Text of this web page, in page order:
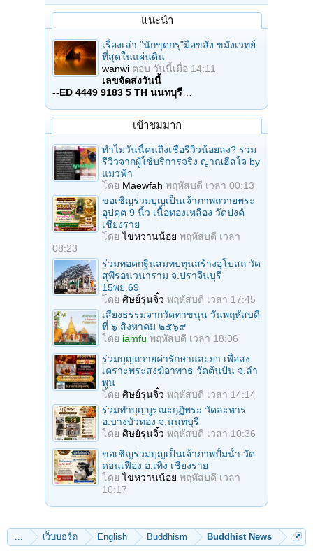
แนะนำ
เรื่องเล่า "นักขุดกรุ"มือขลัง ขมังเวทย์
ที่สุดในแผ่นดิน
wanwi ตอบ วันนี้เมื่อ 14:11
เลขจัดส่งวันนี้
--ED 4449 9183 5 TH นนทบุรี
เข้าชมมาก
ทำไมวันนี้คนถึงเชื่อรีวิวน้อยลง? รวม
รีวิวจากผู้ใช้บริการจริง ญาณฮีลใจ by
แมวฟ้า
โดย Maewfah พฤหัสบดี เวลา 00:13
ขอเชิญร่วมบุญเป็นเจ้าภาพถวายพระ
อุปคุต 9 นิ้ว เนื้อทองเหลือง วัดปงค์
เชียงราย
โดยไข่หวานน้อย พฤหัสบดี เวลา
08:23
ร่วมทอดกฐินสมทบทุนสร้างอุโบสถ วัด
สุพีรอนวนาราม จ.ปราจีนบุรี
15พย.69
โดย ศิษย์รุ่นจิ๋ว พฤหัสบดี เวลา 17:45
เสียงธรรมจากวัดท่าขนุน วันพฤหัสบดี
ที่ ๖ สิงหาคม ๒๕๖๙
โดย iamfu พฤหัสบดี เวลา 18:06
ร่วมบุญถวายค่ารักษาและยา เพื่อสง
เคราะพระสงฆ์อาพาธ วัดต้นปัน จ.ลํา
พูน
โดย ศิษย์รุ่นจิ๋ว พฤหัสบดี เวลา 14:14
ร่วมทําบุญบูรณะกุฏิพระ วัดละหาร
อ.บางบัวทอง จ.นนทบุรี
โดย ศิษย์รุ่นจิ๋ว พฤหัสบดี เวลา 10:36
ขอเชิญร่วมบุญเป็นเจ้าภาพปั้มน้ำ วัด
ดอนเฟือง อ.เทิง เชียงราย
โดยไข่หวานน้อย พฤหัสบดี เวลา
10:17
เว็บบอร์ด English Buddhism Buddhist News